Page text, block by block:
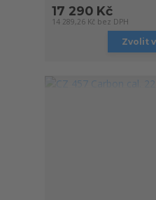
17 290 Kč
14 289,26 Kč bez DPH
Zvolit